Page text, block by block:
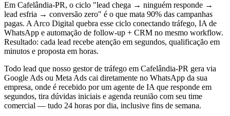
Em Cafelândia-PR, o ciclo "lead chega → ninguém responde →
lead esfria → conversão zero" é o que mata 90% das campanhas
pagas. A Arco Digital quebra esse ciclo conectando tráfego, IA de
WhatsApp e automação de follow-up + CRM no mesmo workflow.
Resultado: cada lead recebe atenção em segundos, qualificação em
minutos e proposta em horas.
Todo lead que nosso gestor de tráfego em Cafelândia-PR gera via
Google Ads ou Meta Ads cai diretamente no WhatsApp da sua
empresa, onde é recebido por um agente de IA que responde em
segundos, tira dúvidas iniciais e agenda reunião com seu time
comercial — tudo 24 horas por dia, inclusive fins de semana.